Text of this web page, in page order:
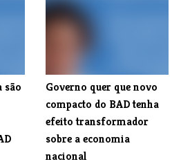
são
​Governo quer que novo
compacto do BAD tenha
efeito transformador
sobre a economia
nacional